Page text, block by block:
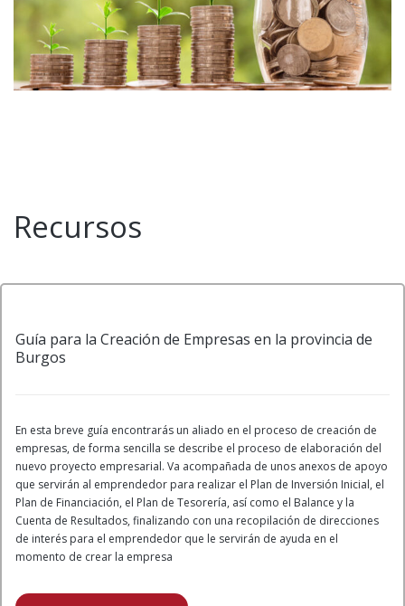
Recursos
Guía para la Creación de Empresas en la provincia de
Burgos
En esta breve guía encontrarás un aliado en el proceso de creación de
empresas, de forma sencilla se describe el proceso de elaboración del
nuevo proyecto empresarial. Va acompañada de unos anexos de apoyo
que servirán al emprendedor para realizar el Plan de Inversión Inicial, el
Plan de Financiación, el Plan de Tesorería, así como el Balance y la
Cuenta de Resultados, finalizando con una recopilación de direcciones
de interés para el emprendedor que le servirán de ayuda en el
momento de crear la empresa